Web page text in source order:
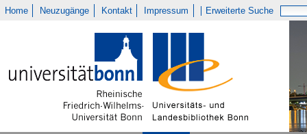
Home Neuzugänge Kontakt Impressum Erweiterte Suche